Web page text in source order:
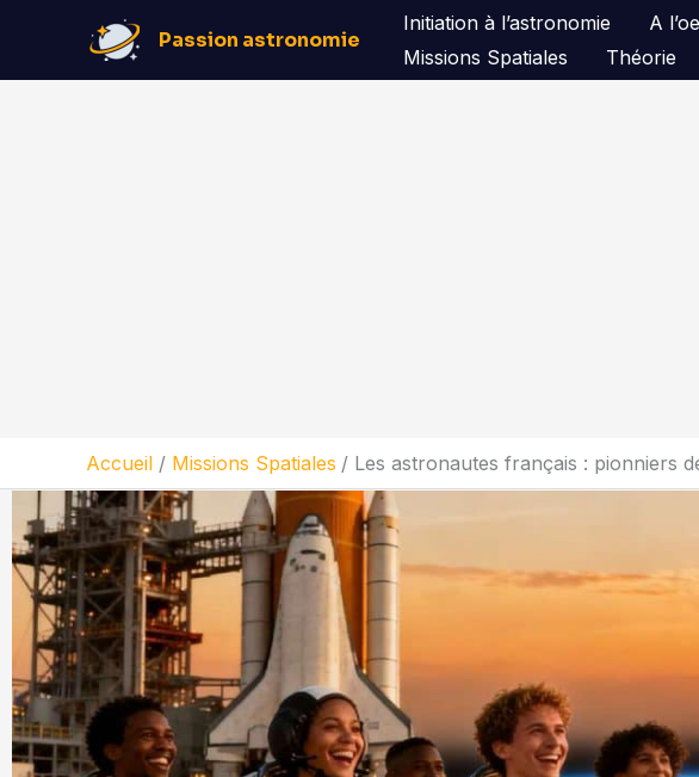
contenu
Passion astronomie
Initiation à l’astronomie A
Missions Spatiales
Théorie
Accueil Missions Spatiales Les astronautes français : pionniers